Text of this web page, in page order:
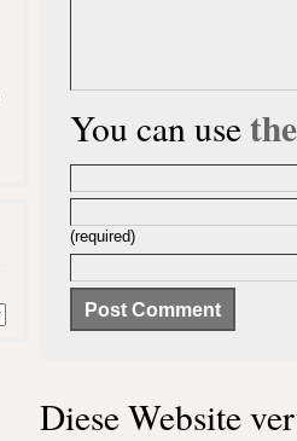
You can use
(required)
Diese Website